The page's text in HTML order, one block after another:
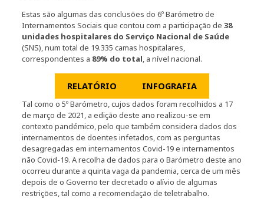
Estas são algumas das conclusões do 6º Barómetro de
Internamentos Sociais que contou com a participação de 38
unidades hospitalares do Serviço Nacional de Saúde
(SNS), num total de 19.335 camas hospitalares,
correspondentes a 89% do total, a nível nacional.
RELATÓRIO INFOGRAFIA
Tal como o 5º Barómetro, cujos dados foram recolhidos a 17
de março de 2021, a edição deste ano realizou-se em
contexto pandémico, pelo que também considera dados dos
internamentos de doentes infetados, com as perguntas
desagregadas em internamentos Covid-19 e internamentos
não Covid-19. A recolha de dados para o Barómetro deste ano
ocorreu durante a quinta vaga da pandemia, cerca de um mês
depois de o Governo ter decretado o alívio de algumas
restrições, tal como a recomendação de teletrabalho.